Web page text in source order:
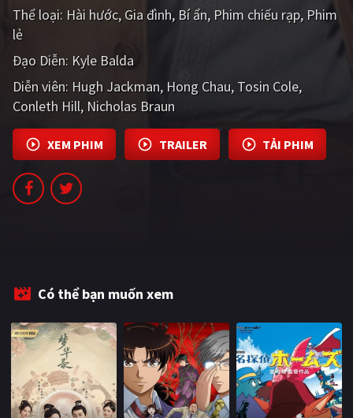
PHIM BỘ
PHIM LẺ
PHIM CHIẾU RẠP
TUYỂN TẬP PHIM
BLOG
Thể loại: Hài hước Gia đình Bí ẩn Phim chiếu rạp Phim
lẻ
Đạo Diễn: Kyle Balda
Diễn viên: Hugh Jackman Hong Chau Tosin Cole
Conleth Hill Nicholas Braun
XEM PHIM TRAILER TẢI PHIM
Có thể bạn muốn xem